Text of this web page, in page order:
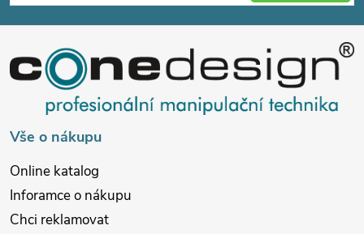
p
a
Vše o nákupu
Online katalog
Inforamce o nákupu
Chci reklamovat